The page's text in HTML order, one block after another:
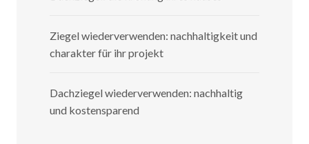
Ziegel wiederverwenden: nachhaltigkeit und
charakter für ihr projekt
Dachziegel wiederverwenden: nachhaltig
und kostensparend